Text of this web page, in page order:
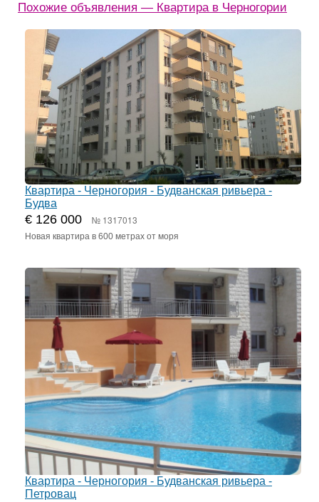
Похожие объявления — Квартира в Черногории
Квартира - Черногория - Будванская ривьера -
Будва
€ 126 000 № 1317013
Новая квартира в 600 метрах от моря
Квартира - Черногория - Будванская ривьера -
Петровац